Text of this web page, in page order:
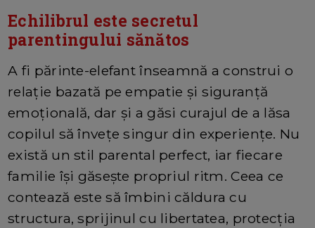
Echilibrul este secretul
parentingului sănătos
A fi părinte-elefant înseamnă a construi o
relație bazată pe empatie și siguranță
emoțională, dar și a găsi curajul de a lăsa
copilul să învețe singur din experiențe. Nu
există un stil parental perfect, iar fiecare
familie își găsește propriul ritm. Ceea ce
contează este să îmbini căldura cu
structura, sprijinul cu libertatea, protecția